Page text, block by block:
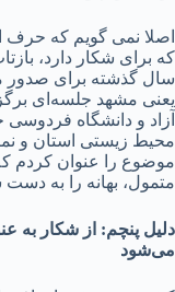
اصلا نمی گویم که حرف
که برای شکار دارد،
سال گذشته برای صدور
یعنی مشهد جلسه‌ای
آزاد و دانشگاه
محیط زیستی استان و
موضوع را عنوان کردم
متمول، بهانه را به
دلیل پنچم: از شکار به
می‌شود